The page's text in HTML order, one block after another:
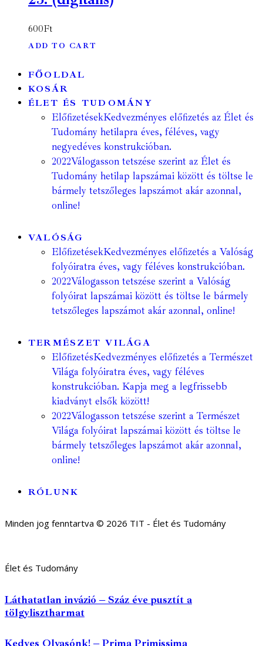
600Ft
ADD TO CART
FŐOLDAL
KOSÁR
ÉLET ÉS TUDOMÁNY
ElőfizetésekKedvezményes előfizetés az Élet és
Tudomány hetilapra éves, féléves, vagy
negyedéves konstrukcióban.
2022Válogasson tetszése szerint az Élet és
Tudomány hetilap lapszámai között és töltse le
bármely tetszőleges lapszámot akár azonnal,
online!
VALÓSÁG
ElőfizetésekKedvezményes előfizetés a Valóság
folyóiratra éves, vagy féléves konstrukcióban.
2022Válogasson tetszése szerint a Valóság
folyóirat lapszámai között és töltse le bármely
tetszőleges lapszámot akár azonnal, online!
TERMÉSZET VILÁGA
ElőfizetésKedvezményes előfizetés a Természet
Világa folyóiratra éves, vagy féléves
konstrukcióban. Kapja meg a legfrissebb
kiadványt elsők között!
2022Válogasson tetszése szerint a Természet
Világa folyóirat lapszámai között és töltse le
bármely tetszőleges lapszámot akár azonnal,
online!
RÓLUNK
Minden jog fenntartva © 2026 TIT - Élet és Tudomány
Élet és Tudomány
Láthatatlan invázió – Száz éve pusztít a
tölgylisztharmat
Kedves Olvasónk! – Prima Primissima